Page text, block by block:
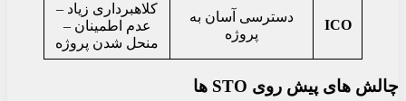
ICO
دسترسی آسان به
پروژه
کلاهبرداری زیاد –
عدم اطمینان –
منحل شدن پروژه
چالش های پیش روی STO ها